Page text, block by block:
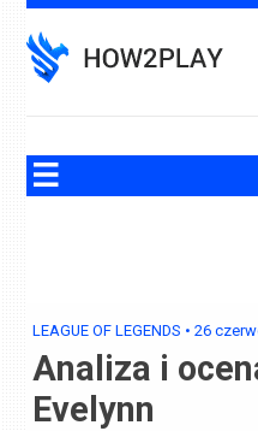
to
content
LEAGUE OF LEGENDS •26
Analiza i
Evelynn